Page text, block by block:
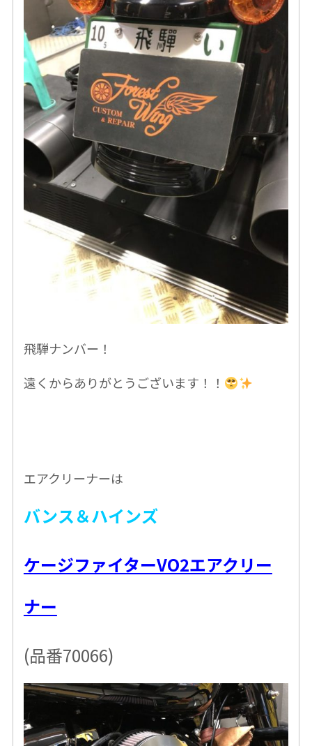
飛騨ナンバー！
遠くからありがとうございます！！
エアクリーナーは
バンス＆ハインズ
ケージファイターVO2エアクリー
ナー
(品番70066)